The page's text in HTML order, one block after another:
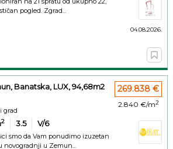
pogled. Zgrad...
04.08.2026.
Banatska, LUX, 94,68m2
grad
2 3.5 V/6
smo da Vam ponudimo izuzetan
novogradnji u Zemun...
269.838 €
2.840 €/m2